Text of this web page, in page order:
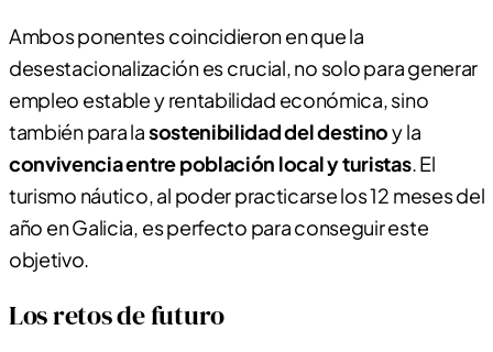
Ambos ponentes coincidieron en que la
desestacionalización es crucial, no solo para generar
empleo estable y rentabilidad económica, sino
también para lasostenibilidad del destinoy la
convivencia entre población local y turistas. El
turismo náutico, al poder practicarse los 12 meses del
año en Galicia, es perfecto para conseguir este
objetivo.
Los retos de futuro